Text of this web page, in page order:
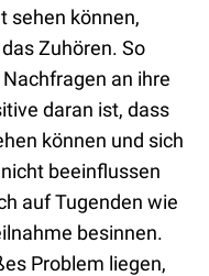
sehen können,
Zuhören. So
an ihre
daran ist, dass
können und sich
beeinflussen
auf Tugenden wie
besinnen.
Problem liegen,